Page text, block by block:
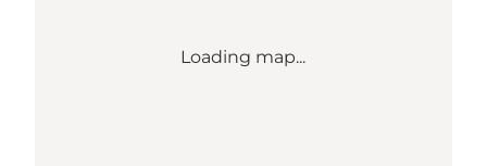
Loading map...